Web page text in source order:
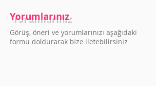
Yorumlarınız
Görüş, öneri ve yorumlarınızı aşağıdaki
formu doldurarak bize iletebilirsiniz